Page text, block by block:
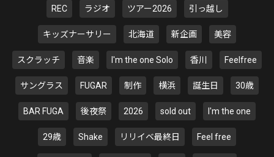
REC ラジオ ツアー2026 引っ越し
キッズナーサリー 北海道 新企画 美容
スクラッチ 音楽 I'm the one Solo 香川 Feelfree
サングラス FUGAR 制作 横浜 誕生日 30歳
BAR FUGA 後夜祭 2026 sold out I'm the one
29歳 Shake リリイベ最終日 Feel free